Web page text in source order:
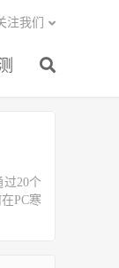
注我们
20个
PC寒